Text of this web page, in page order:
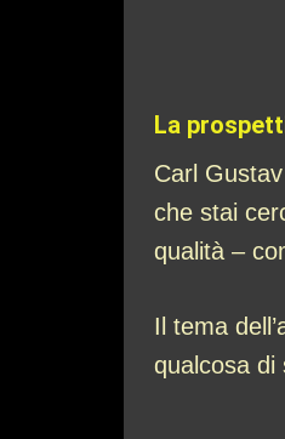
La
Carl
che stai
qualità –
Il tema
qualcosa di